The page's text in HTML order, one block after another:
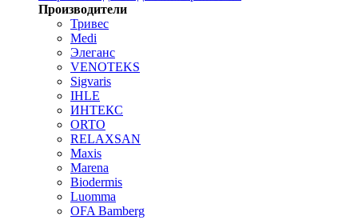
Производители
Тривес
Medi
Элеганс
VENOTEKS
Sigvaris
IHLE
ИНТЕКС
ORTO
RELAXSAN
Maxis
Marena
Biodermis
Luomma
OFA Bamberg